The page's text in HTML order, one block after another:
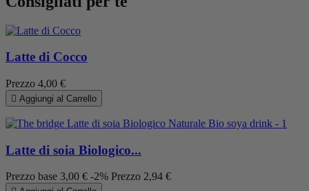
Latte di Cocco
Prezzo 4,00 €
 Aggiungi al Carrello
Latte di soia Biologico...
Prezzo base 3,00 € -2% Prezzo 2,94 €